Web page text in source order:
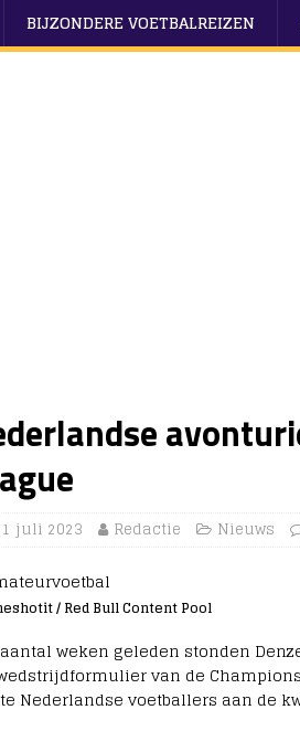
BIJZONDERE VOETBALREIZEN
juli 2023 Redactie Nieuws
/ Red Bull Content Pool
weken geleden stonden
van de
Nederlandse voetballers aan de